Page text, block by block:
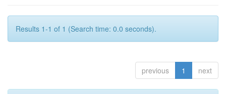
Results 1-1 of 1 (Search time: 0.0 seconds).
previous 1 next